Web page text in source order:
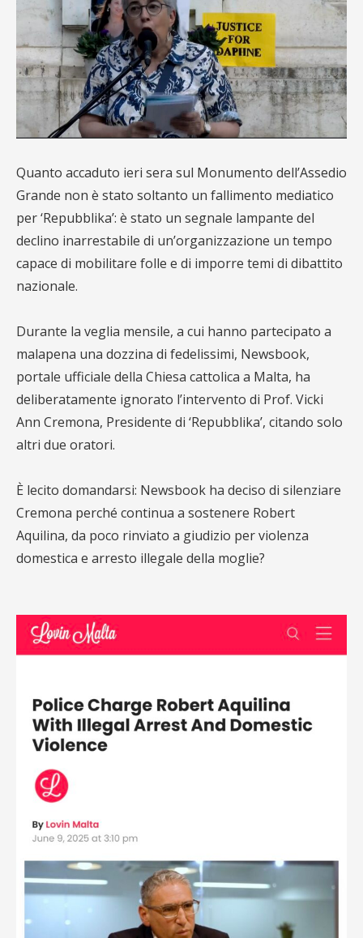
Quanto accaduto ieri sera sul Monumento dell’Assedio
Grande non è stato soltanto un fallimento mediatico
per ‘Repubblika’: è stato un segnale lampante del
declino inarrestabile di un’organizzazione un tempo
capace di mobilitare folle e di imporre temi di dibattito
nazionale.
Durante la veglia mensile, a cui hanno partecipato a
malapena una dozzina di fedelissimi, Newsbook,
portale ufficiale della Chiesa cattolica a Malta, ha
deliberatamente ignorato l’intervento di Prof. Vicki
Ann Cremona, Presidente di ‘Repubblika’, citando solo
altri due oratori.
È lecito domandarsi: Newsbook ha deciso di silenziare
Cremona perché continua a sostenere Robert
Aquilina, da poco rinviato a giudizio per violenza
domestica e arresto illegale della moglie?